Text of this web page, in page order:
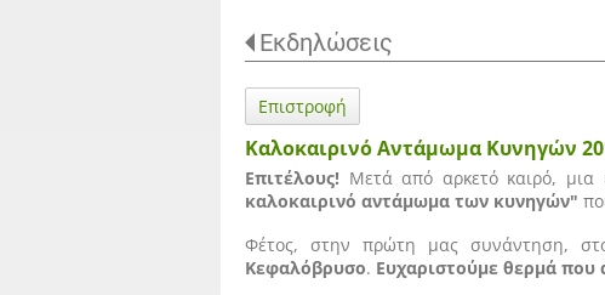
Εκδηλώσεις
Επιστροφή
Καλοκαιρινό Αντάμωμα Κυνηγών
Επιτέλους! Μετά από αρκετό καιρό, μια
καλοκαιρινό αντάμωμα των κυνηγών"
Φέτος, στην πρώτη μας συνάντηση,
Κεφαλόβρυσο. Ευχαριστούμε θερμά που